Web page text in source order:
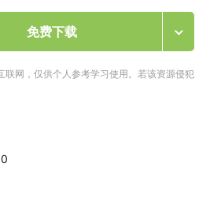
免费下载
联网，仅供个人参考学习使用。若该资源侵犯